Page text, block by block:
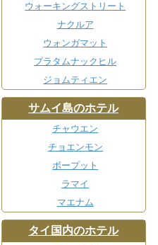
ウォーキングストリート
ナクルア
ウォンガマット
プラタムナックヒル
ジョムティエン
サムイ島のホテル
チャウエン
チョエンモン
ボープット
ラマイ
マエナム
タイ国内のホテル